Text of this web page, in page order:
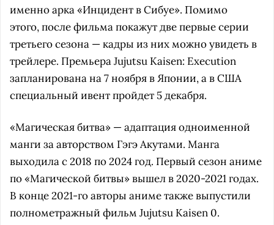
именно арка «Инцидент в Сибуе». Помимо
этого, после фильма покажут две первые серии
третьего сезона — кадры из них можно увидеть в
трейлере. Премьера Jujutsu Kaisen: Execution
запланирована на 7 ноября в Японии, а в США
специальный ивент пройдет 5 декабря.
«Магическая битва» — адаптация одноименной
манги за авторством Гэгэ Акутами. Манга
выходила с 2018 по 2024 год. Первый сезон аниме
по «Магической битвы» вышел в 2020-2021 годах.
В конце 2021-го авторы аниме также выпустили
полнометражный фильм Jujutsu Kaisen 0.